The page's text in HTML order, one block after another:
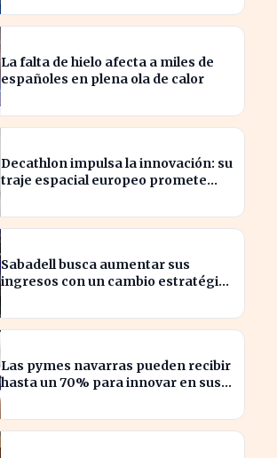
La falta de hielo afecta a miles de
españoles en plena ola de calor
Decathlon impulsa la innovación: su
traje espacial europeo promete
Sabadell busca aumentar sus
ingresos con un cambio estratégico
Las pymes navarras pueden recibir
hasta un 70% para innovar en sus